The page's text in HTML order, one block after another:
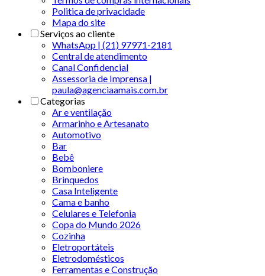
Politica de privacidade
Mapa do site
Serviços ao cliente
WhatsApp | (21) 97971-2181
Central de atendimento
Canal Confidencial
Assessoria de Imprensa |
paula@agenciaamais.com.br
Categorias
Ar e ventilação
Armarinho e Artesanato
Automotivo
Bar
Bebê
Bomboniere
Brinquedos
Casa Inteligente
Cama e banho
Celulares e Telefonia
Copa do Mundo 2026
Cozinha
Eletroportáteis
Eletrodomésticos
Ferramentas e Construção